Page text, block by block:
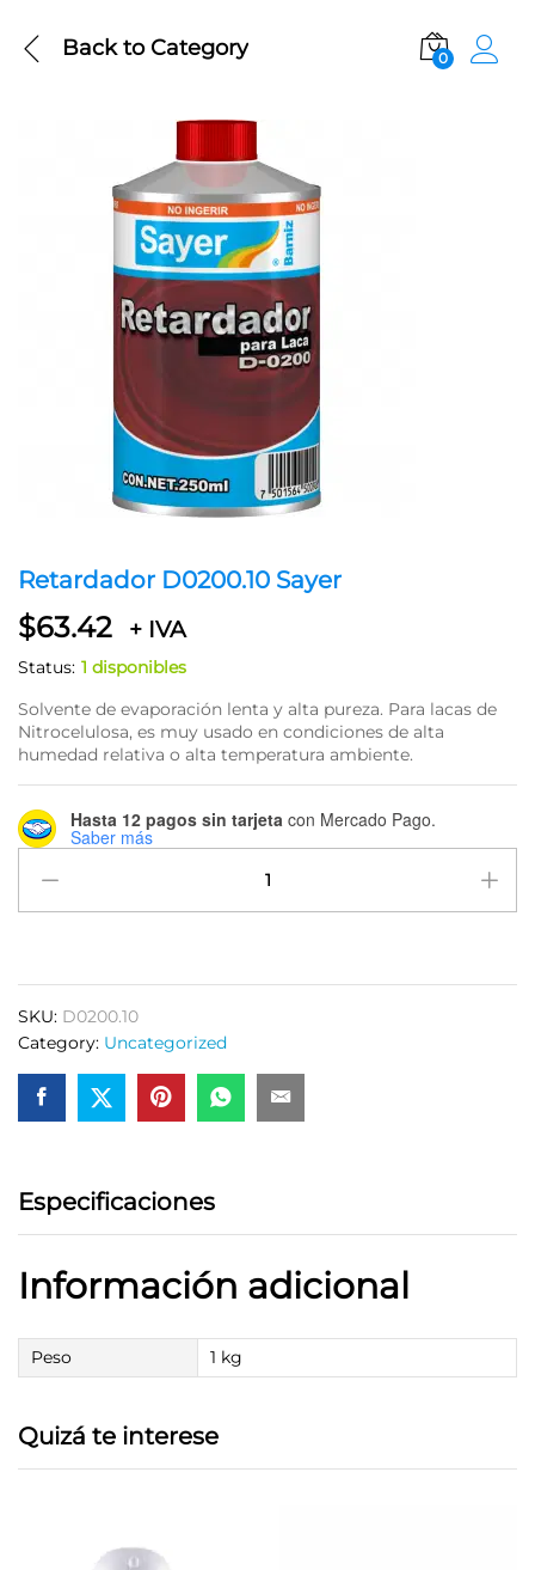
Back toCategory 0
Retardador D0200.10 Sayer
$63.42 + IVA
Status: 1 disponibles
Solvente de evaporación lenta y alta pureza. Para lacas de
Nitrocelulosa, es muy usado en condiciones de alta
humedad relativa o alta temperatura ambiente.
Hasta 12 pagos sin tarjeta con Mercado Pago.
Saber más
D0200.10
Sayer
SKU: D0200.10
Category: Uncategorized
Especificaciones
Información adicional
Peso 1 kg
Quizá te interese